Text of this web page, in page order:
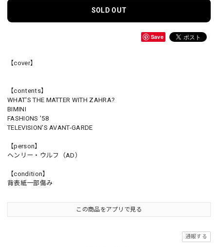
SOLD OUT
Save
【cover】
【contents】
WHAT'S THE MATTER WITH ZAHRA?
BIMINI
FASHIONS '58
TELEVISION'S AVANT-GARDE
【person】
ヘンリー・ウルフ（AD）
【condition】
背表紙一部傷み
この商品をアプリで見る
通報する